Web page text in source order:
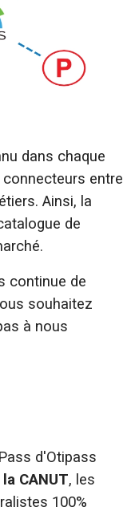
dans chaque
entre
Ainsi, la
de
continue de
souhaitez
à nous
d'Otipass
CANUT, les
100%